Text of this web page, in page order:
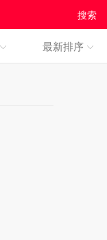
搜索
最新排序